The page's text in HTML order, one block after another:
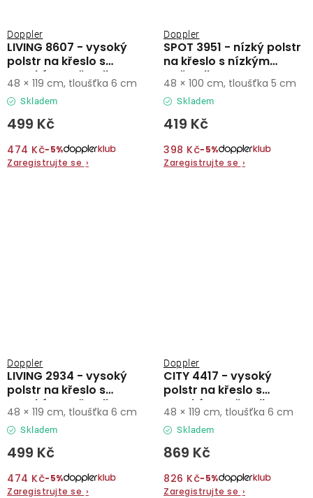
LIVING 8607 - vysoký
polstr na křeslo s
vysokým opěradlem
Doppler
Skladem
499 Kč
474 Kč−5%
Zaregistrujte se ›
48 × 119 cm, tloušťka 6 cm
SPOT 3951 - nízký polstr
na křeslo s nízkým
opěradlem
Doppler
Skladem
419 Kč
398 Kč−5%
Zaregistrujte se ›
48 × 100 cm, tloušťka 5 cm
LIVING 2934 - vysoký
polstr na křeslo s
vysokým opěradlem
Doppler
Skladem
499 Kč
474 Kč−5%
Zaregistrujte se ›
48 × 119 cm, tloušťka 6 cm
CITY 4417 - vysoký
polstr na křeslo s
vysokým opěradlem
Doppler
Skladem
869 Kč
826 Kč−5%
Zaregistrujte se ›
48 × 119 cm, tloušťka 6 cm